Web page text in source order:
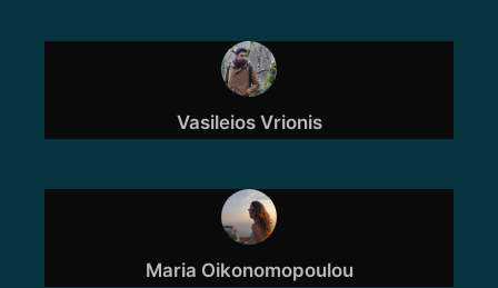
Vasileios Vrionis
Maria Oikonomopoulou